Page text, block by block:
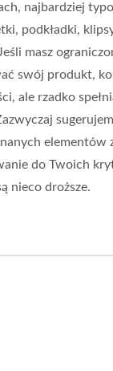
najbardziej
podkładki,
masz
swój produkt,
ale rzadko
elementów
do Twoich
nieco droższe.